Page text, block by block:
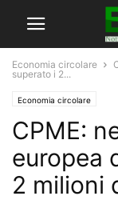
Economia circolare
superato i 2...
Economia circolare
CPME:
europea
2 milioni